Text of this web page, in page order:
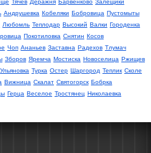
Андрушевка Кобеляки Бобровица Пустомыты
Любомль Теплодар Высокий Валки Городенка
Покотиловка Снятин Косов
Чоп Ананьев Заставна Радехов Тлумач
Зборов Яремча Мостиска Новоселица Ржищев
Ульяновка Турка Остер Шаргород Теплик Сколе
Вижница Скалат Святогорск Бобрка
Герца Веселое Тростянец Николаевка